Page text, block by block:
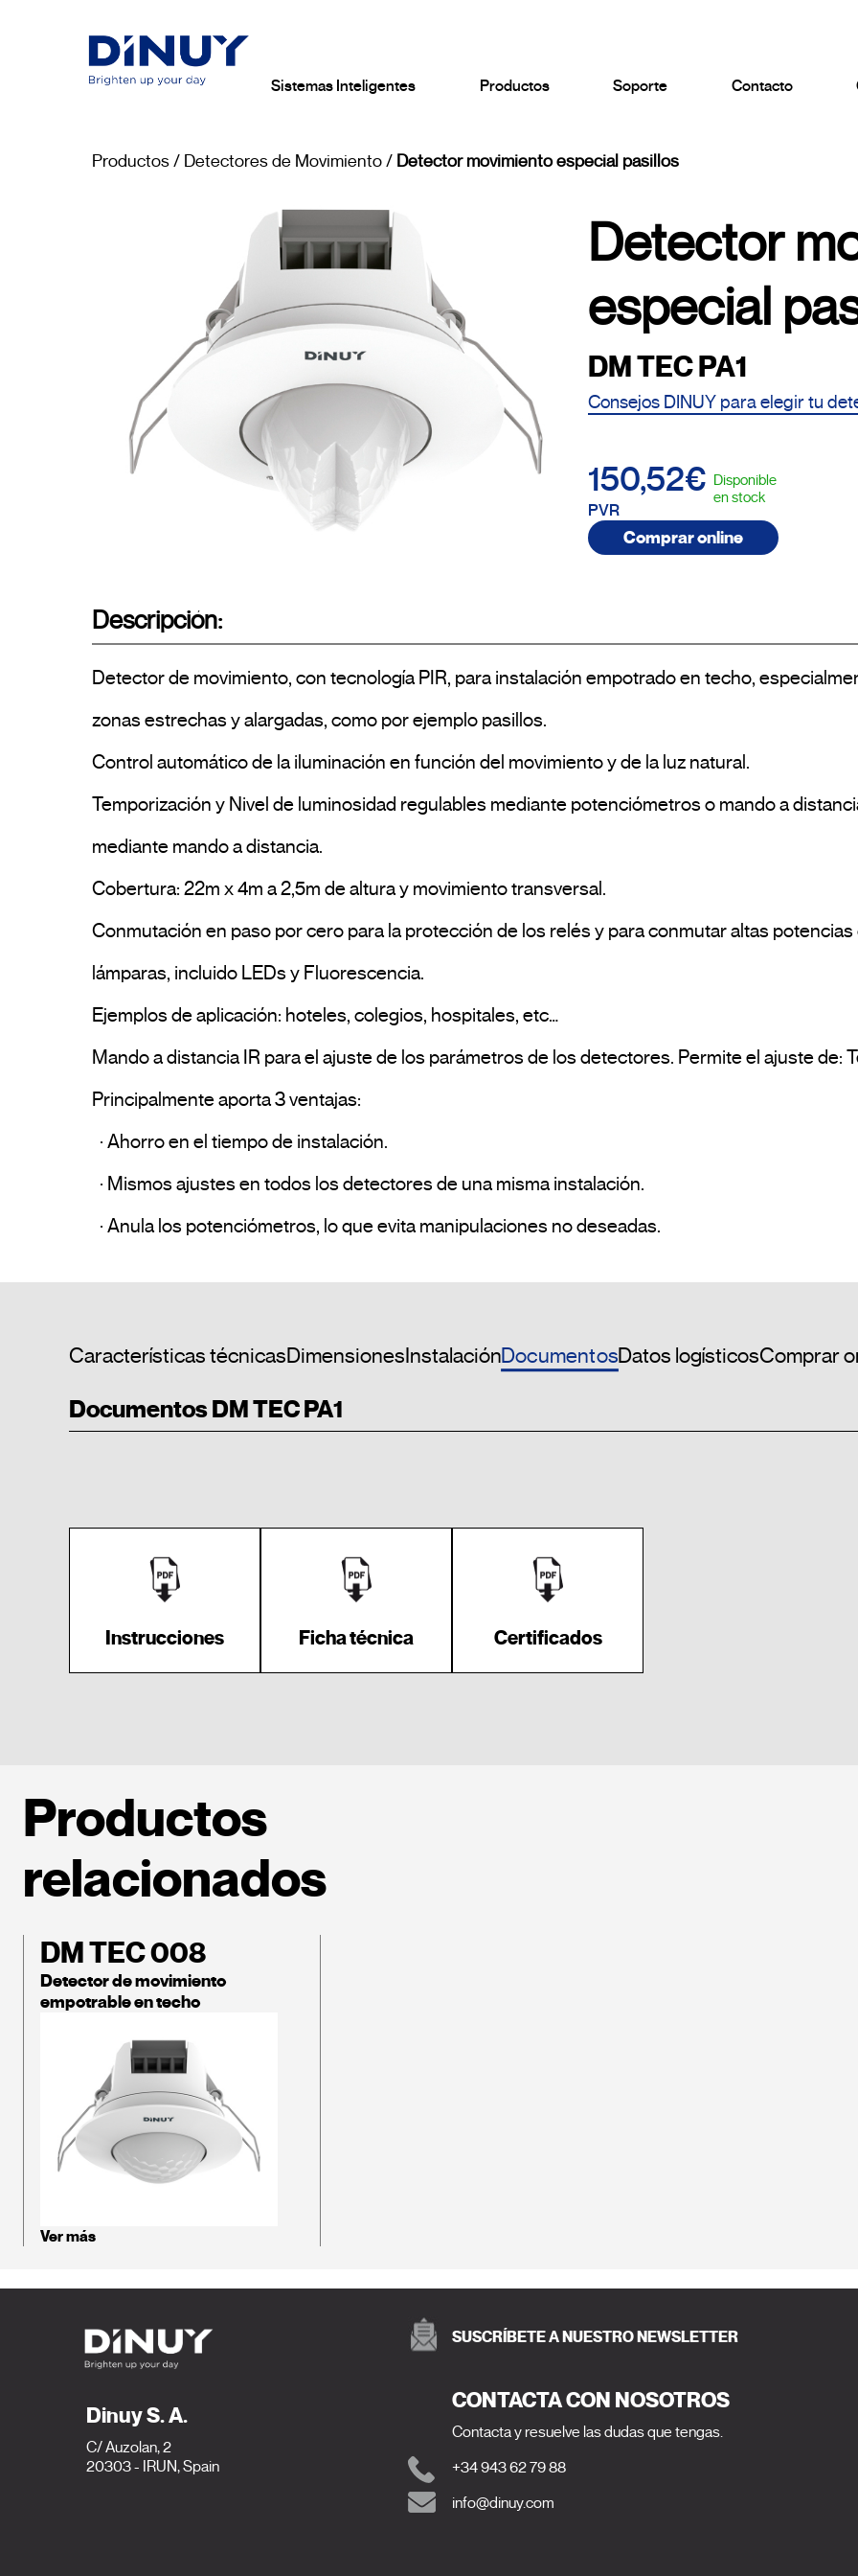
Sistemas Inteligentes Productos Soporte Contacto
Productos/ Detectores de Movimiento/ Detector movimiento especial pasillos
Detector
especial
DM TEC PA1
Consejos DINUY para elegir tu
150,52€
PVR
Disponible
en stock
Comprar online
Descripción:
Detector de movimiento, con tecnología PIR, para instalación empotrado en techo,
zonas estrechas y alargadas, como por ejemplo pasillos.
Control automático de la iluminación en función del movimiento y de la luz natural.
Temporización y Nivel de luminosidad regulables mediante potenciómetros o mando a
mediante mando a distancia.
Cobertura: 22m x 4m a 2,5m de altura y movimiento transversal.
Conmutación en paso por cero para la protección de los relés y para conmutar altas
lámparas, incluido LEDs y Fluorescencia.
Ejemplos de aplicación: hoteles, colegios, hospitales, etc…
Mando a distancia IR para el ajuste de los parámetros de los detectores. Permite el ajuste de:
Principalmente aporta 3 ventajas:
Características técnicasDimensionesInstalaciónDocumentosDatos logísticosComprar
Documentos DM TEC PA1
Instrucciones Ficha técnica Certificados
Productos
relacionados
DM TEC 008
Detector de movimiento
empotrable en techo
Ver más
Dinuy S. A.
C/ Auzolan, 2
20303 - IRUN, Spain
SUSCRÍBETE A NUESTRO NEWSLETTER
CONTACTA CON NOSOTROS
Contacta y resuelve las dudas que tengas.
+34 943 62 79 88
info@dinuy.com